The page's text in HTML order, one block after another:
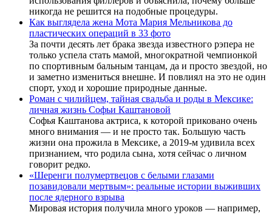
никогда не решится на подобные процедуры.
Как выглядела жена Мота Мария Мельникова до
пластических операций в 33 фото
За почти десять лет брака звезда известного рэпера не
только успела стать мамой, многократной чемпионкой
по спортивным бальным танцам, да и просто звездой, но
и заметно измениться внешне. И повлиял на это не один
спорт, уход и хорошие природные данные.
Роман с чилийцем, тайная свадьба и роды в Мексике:
личная жизнь Софьи Каштановой
Софья Каштанова актриса, к которой приковано очень
много внимания — и не просто так. Большую часть
жизни она прожила в Мексике, а 2019-м удивила всех
признанием, что родила сына, хотя сейчас о личном
говорит редко.
«Шеренги полумертвецов с белыми глазами
позавидовали мертвым»: реальные истории выживших
после ядерного взрыва
Мировая история получила много уроков — например,